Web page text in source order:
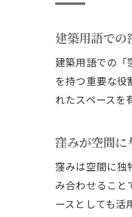
建築用語での
建築用語での「
を持つ重要な役
れたスペースを
窪みが空間に
窪みは空間に独
み合わせること
ースとしても活